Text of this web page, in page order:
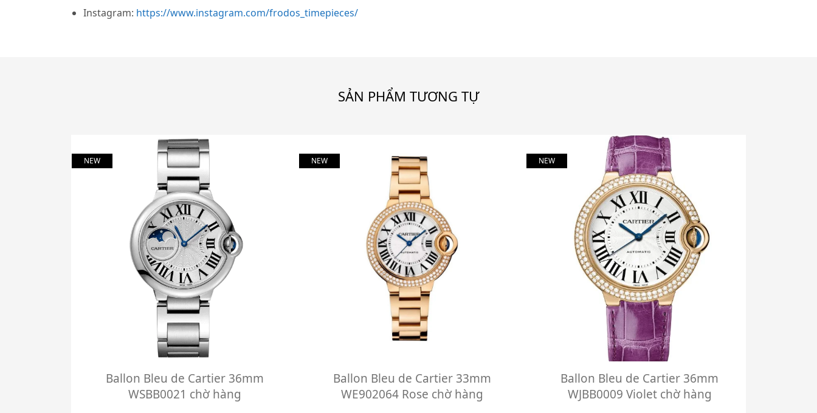
Instagram: https://www.instagram.com/frodos_timepieces/
SẢN PHẨM TƯƠNG TỰ
NEW
Ballon Bleu de Cartier 36mm
WSBB0021 chờ hàng
NEW
Ballon Bleu de Cartier 33mm
WE902064 Rose chờ hàng
NEW
Ballon Bleu de Cartier 36mm
WJBB0009 Violet chờ hàng